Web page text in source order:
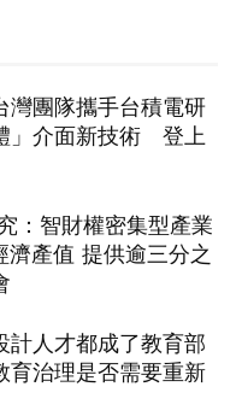
灣團隊攜手台積電研
」介面新技術 登上
：智財權密集型產業
濟產值 提供逾三分之
計人才都成了教育部
育治理是否需要重新